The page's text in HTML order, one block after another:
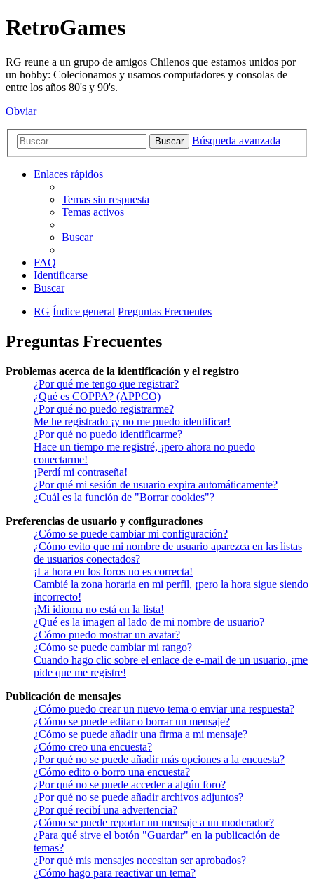
RetroGames
RG reune a un grupo de amigos Chilenos que estamos unidos por
un hobby: Colecionamos y usamos computadores y consolas de
entre los años 80's y 90's.
Obviar
Buscar Búsqueda avanzada
Enlaces rápidos
Temas sin respuesta
Temas activos
Buscar
FAQ
Identificarse
Buscar
RG Índice general Preguntas Frecuentes
Preguntas Frecuentes
Problemas acerca de la identificación y el registro
¿Por qué me tengo que registrar?
¿Qué es COPPA? (APPCO)
¿Por qué no puedo registrarme?
Me he registrado ¡y no me puedo identificar!
¿Por qué no puedo identificarme?
Hace un tiempo me registré, ¡pero ahora no puedo
conectarme!
¡Perdí mi contraseña!
¿Por qué mi sesión de usuario expira automáticamente?
¿Cuál es la función de "Borrar cookies"?
Preferencias de usuario y configuraciones
¿Cómo se puede cambiar mi configuración?
¿Cómo evito que mi nombre de usuario aparezca en las listas
de usuarios conectados?
¡La hora en los foros no es correcta!
Cambié la zona horaria en mi perfil, ¡pero la hora sigue siendo
incorrecto!
¡Mi idioma no está en la lista!
¿Qué es la imagen al lado de mi nombre de usuario?
¿Cómo puedo mostrar un avatar?
¿Cómo se puede cambiar mi rango?
Cuando hago clic sobre el enlace de e-mail de un usuario, ¡me
pide que me registre!
Publicación de mensajes
¿Cómo puedo crear un nuevo tema o enviar una respuesta?
¿Cómo se puede editar o borrar un mensaje?
¿Cómo se puede añadir una firma a mi mensaje?
¿Cómo creo una encuesta?
¿Por qué no se puede añadir más opciones a la encuesta?
¿Cómo edito o borro una encuesta?
¿Por qué no se puede acceder a algún foro?
¿Por qué no se puede añadir archivos adjuntos?
¿Por qué recibí una advertencia?
¿Cómo se puede reportar un mensaje a un moderador?
¿Para qué sirve el botón "Guardar" en la publicación de
temas?
¿Por qué mis mensajes necesitan ser aprobados?
¿Cómo hago para reactivar un tema?